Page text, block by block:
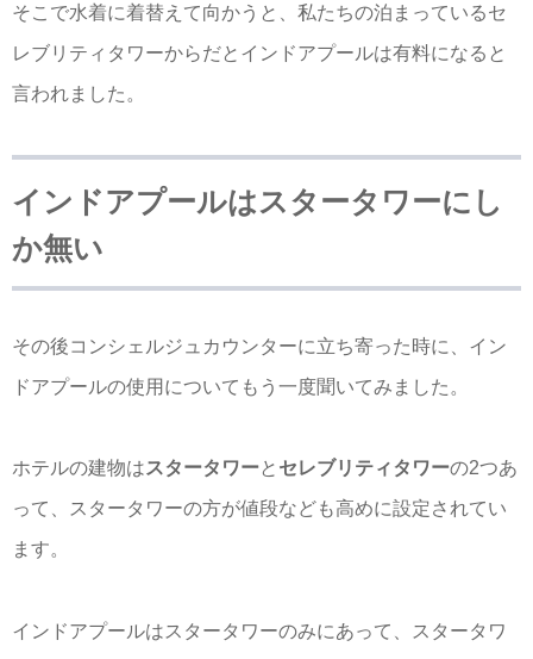
そこで水着に着替えて向かうと、私たちの泊まっているセ
レブリティタワーからだとインドアプールは有料になると
言われました。
インドアプールはスタータワーにし
か無い
その後コンシェルジュカウンターに立ち寄った時に、イン
ドアプールの使用についてもう一度聞いてみました。
ホテルの建物はスタータワーと セレブリティタワーの2つあ
って、スタータワーの方が値段なども高めに設定されてい
ます。
インドアプールはスタータワーのみにあって、スタータワ